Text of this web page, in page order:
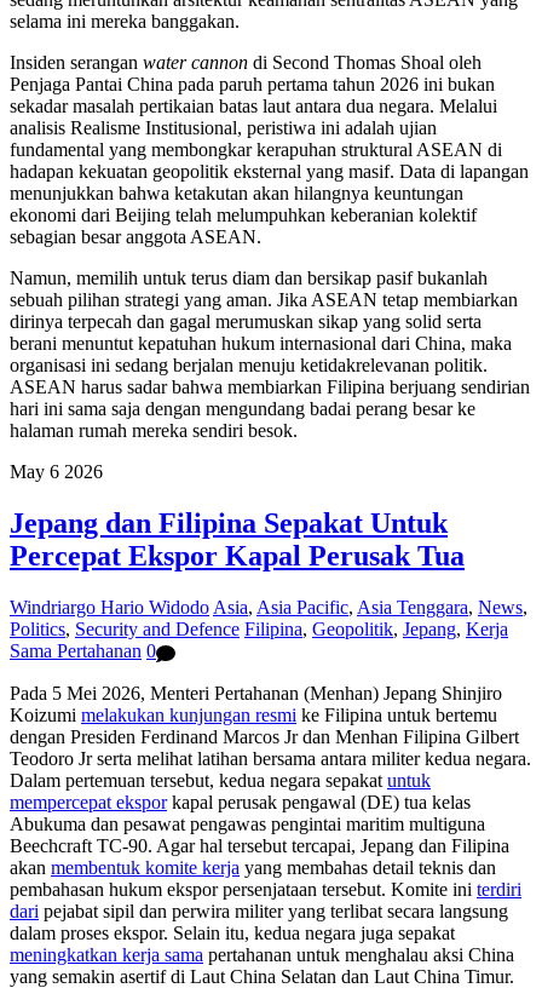
selama ini mereka banggakan.
Insiden serangan water cannon di Second Thomas Shoal oleh
Penjaga Pantai China pada paruh pertama tahun 2026 ini bukan
sekadar masalah pertikaian batas laut antara dua negara. Melalui
analisis Realisme Institusional, peristiwa ini adalah ujian
fundamental yang membongkar kerapuhan struktural ASEAN di
hadapan kekuatan geopolitik eksternal yang masif. Data di lapangan
menunjukkan bahwa ketakutan akan hilangnya keuntungan
ekonomi dari Beijing telah melumpuhkan keberanian kolektif
sebagian besar anggota ASEAN.
Namun, memilih untuk terus diam dan bersikap pasif bukanlah
sebuah pilihan strategi yang aman. Jika ASEAN tetap membiarkan
dirinya terpecah dan gagal merumuskan sikap yang solid serta
berani menuntut kepatuhan hukum internasional dari China, maka
organisasi ini sedang berjalan menuju ketidakrelevanan politik.
ASEAN harus sadar bahwa membiarkan Filipina berjuang sendirian
hari ini sama saja dengan mengundang badai perang besar ke
halaman rumah mereka sendiri besok.
May 6 2026
Jepang dan Filipina Sepakat Untuk
Percepat Ekspor Kapal Perusak Tua
Windriargo Hario Widodo Asia, Asia Pacific, Asia Tenggara, News,
Politics, Security and Defence Filipina, Geopolitik, Jepang, Kerja
Sama Pertahanan 0
Pada 5 Mei 2026, Menteri Pertahanan (Menhan) Jepang Shinjiro
Koizumi melakukan kunjungan resmi ke Filipina untuk bertemu
dengan Presiden Ferdinand Marcos Jr dan Menhan Filipina Gilbert
Teodoro Jr serta melihat latihan bersama antara militer kedua negara.
Dalam pertemuan tersebut, kedua negara sepakat untuk
mempercepat eksporkapal perusak pengawal (DE) tua kelas
Abukuma dan pesawat pengawas pengintai maritim multiguna
Beechcraft TC-90. Agar hal tersebut tercapai, Jepang dan Filipina
akan membentuk komite kerja yang membahas detail teknis dan
pembahasan hukum ekspor persenjataan tersebut. Komite ini terdiri
dari pejabat sipil dan perwira militer yang terlibat secara langsung
dalam proses ekspor. Selain itu, kedua negara juga sepakat
meningkatkan kerja sama pertahanan untuk menghalau aksi China
yang semakin asertif di Laut China Selatan dan Laut China Timur.